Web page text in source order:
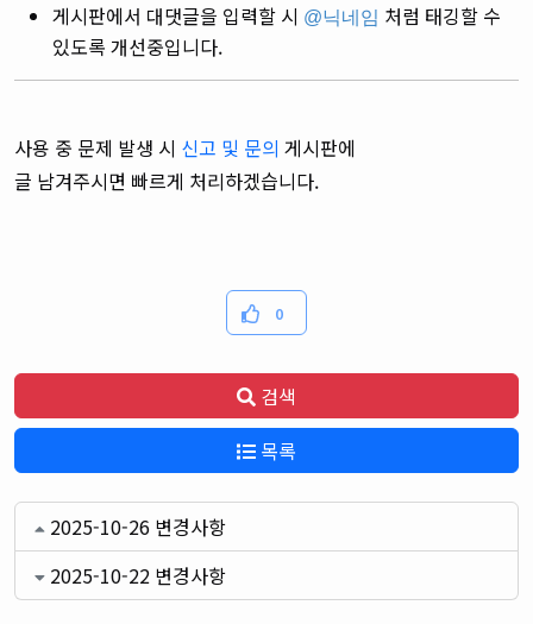
게시판에서 대댓글을 입력할 시 @닉네임 처럼 태깅할 수
있도록 개선중입니다.
사용 중 문제 발생 시 신고 및 문의 게시판에
글 남겨주시면 빠르게 처리하겠습니다.
0
검색
목록
2025-10-26 변경사항
2025-10-22 변경사항